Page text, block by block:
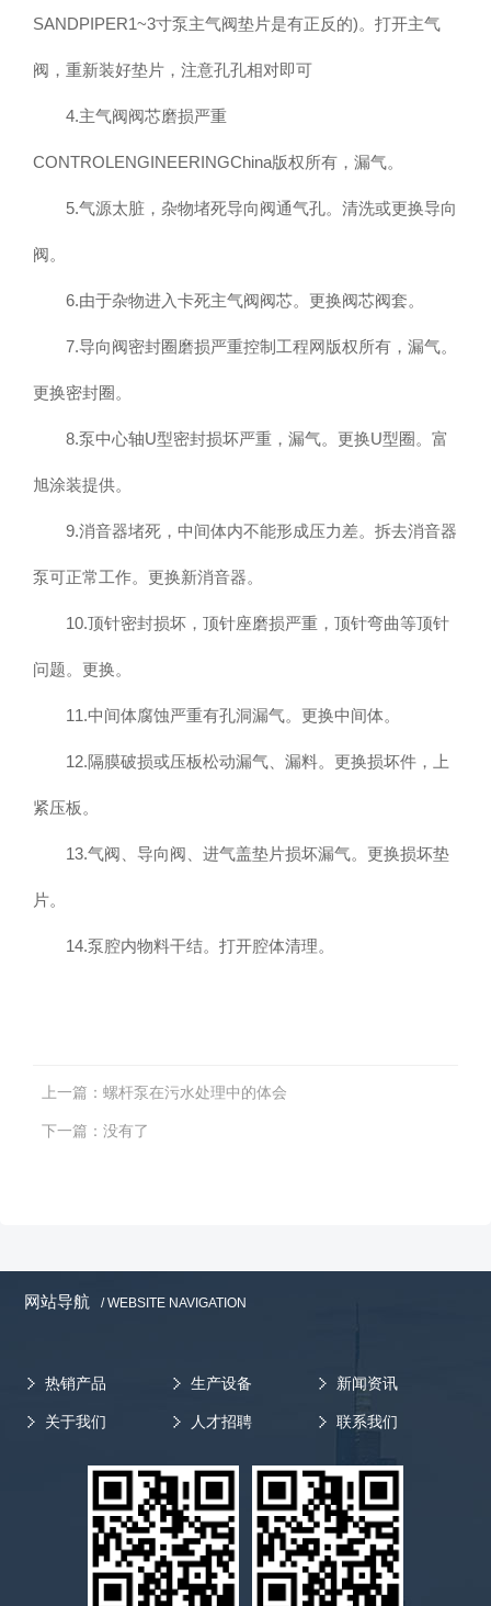
SANDPIPER1~3寸泵主气阀垫片是有正反的)。打开主气
阀，重新装好垫片，注意孔孔相对即可
4.主气阀阀芯磨损严重
CONTROLENGINEERINGChina版权所有，漏气。
5.气源太脏，杂物堵死导向阀通气孔。清洗或更换导向
阀。
6.由于杂物进入卡死主气阀阀芯。更换阀芯阀套。
7.导向阀密封圈磨损严重控制工程网版权所有，漏气。
更换密封圈。
8.泵中心轴U型密封损坏严重，漏气。更换U型圈。富
旭涂装提供。
9.消音器堵死，中间体内不能形成压力差。拆去消音器
泵可正常工作。更换新消音器。
10.顶针密封损坏，顶针座磨损严重，顶针弯曲等顶针
问题。更换。
11.中间体腐蚀严重有孔洞漏气。更换中间体。
12.隔膜破损或压板松动漏气、漏料。更换损坏件，上
紧压板。
13.气阀、导向阀、进气盖垫片损坏漏气。更换损坏垫
片。
14.泵腔内物料干结。打开腔体清理。
上一篇： 螺杆泵在污水处理中的体会
下一篇： 没有了
网站导航 / WEBSITE NAVIGATION
热销产品 生产设备 新闻资讯
关于我们 人才招聘 联系我们